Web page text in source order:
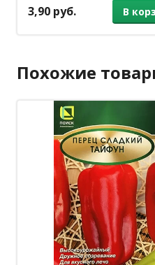
3,90 руб. В
Похожие